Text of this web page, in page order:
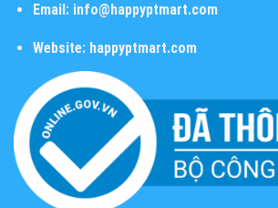
Email:info@happyptmart.com
Website: happyptmart.com